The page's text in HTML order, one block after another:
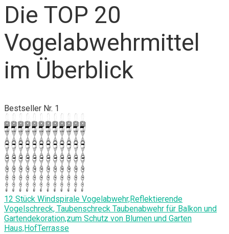
Die TOP 20
Vogelabwehrmittel
im Überblick
Bestseller Nr. 1
12 Stück Windspirale Vogelabwehr,Reflektierende
Vogelschreck, Taubenschreck Taubenabwehr für Balkon und
Gartendekoration,zum Schutz von Blumen und Garten
Haus,HofTerrasse